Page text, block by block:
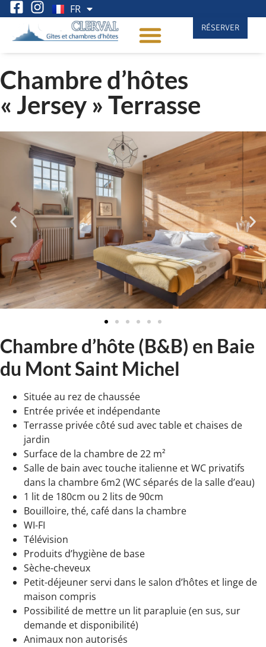
FR
EN
RÉSERVER
Chambre d’hôtes
« Jersey » Terrasse
Chambre d’hôte (B&B) en Baie
du Mont Saint Michel
Située au rez de chaussée
Entrée privée et indépendante
Terrasse privée côté sud avec table et chaises de
jardin
Surface de la chambre de 22 m²
Salle de bain avec touche italienne et WC privatifs
dans la chambre 6m2 (WC séparés de la salle d’eau)
1 lit de 180cm ou 2 lits de 90cm
Bouilloire, thé, café dans la chambre
WI-FI
Télévision
Produits d’hygiène de base
Sèche-cheveux
Petit-déjeuner servi dans le salon d’hôtes et linge de
maison compris
Possibilité de mettre un lit parapluie (en sus, sur
demande et disponibilité)
Animaux non autorisés